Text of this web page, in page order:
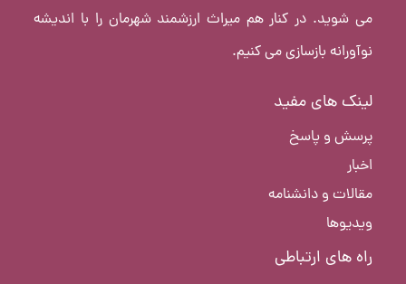
می شوید. در کنار هم میراث ارزشمند شهرمان را با اندیشه
نوآورانه بازسازی می کنیم.
لینک های مفید
پرسش و پاسخ
اخبار
مقالات و دانشنامه
ویدیوها
راه های ارتباطی